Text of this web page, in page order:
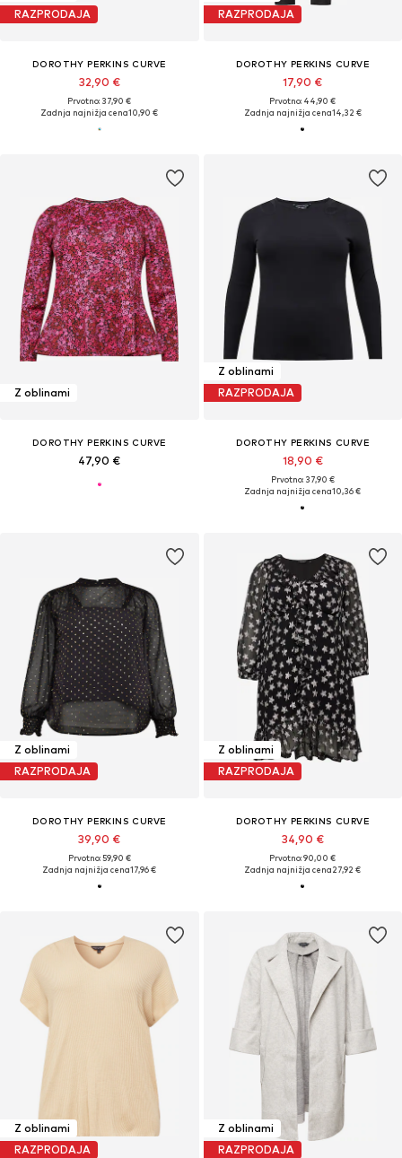
RAZPRODAJA
DOROTHY PERKINS CURVE
32,90 €
Prvotno: 37,90 €
Zadnja najnižja cena10,90 €
RAZPRODAJA
DOROTHY PERKINS CURVE
17,90 €
Prvotno: 44,90 €
Zadnja najnižja cena14,32 €
Z oblinami
DOROTHY PERKINS CURVE
47,90 €
Z oblinami
RAZPRODAJA
DOROTHY PERKINS CURVE
18,90 €
Prvotno: 37,90 €
Zadnja najnižja cena10,36 €
Z oblinami
RAZPRODAJA
DOROTHY PERKINS CURVE
39,90 €
Prvotno: 59,90 €
Zadnja najnižja cena17,96 €
Z oblinami
RAZPRODAJA
DOROTHY PERKINS CURVE
34,90 €
Prvotno: 90,00 €
Zadnja najnižja cena27,92 €
Z oblinami
RAZPRODAJA
Z oblinami
RAZPRODAJA